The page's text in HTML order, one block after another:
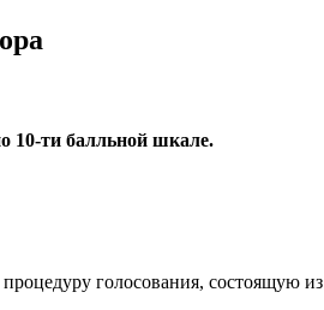
10-ти балльной шкале.
голосования, состоящую